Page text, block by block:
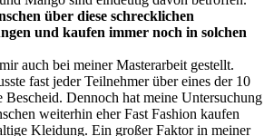
über diese schrecklichen
und kaufen immer noch in solchen
auch bei meiner Masterarbeit gestellt.
fast jeder Teilnehmer über eines der 10
Bescheid. Dennoch hat meine Untersuchung
weiterhin eher Fast Fashion kaufen
Kleidung. Ein großer Faktor in meiner